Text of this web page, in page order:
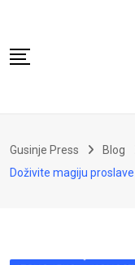
content
Vremeplov
Gusinje Press Blog
Doživite magiju proslave